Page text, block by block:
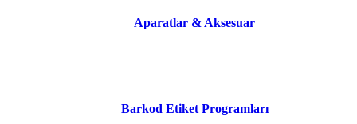
Aparatlar & Aksesuar
Barkod Etiket Programları